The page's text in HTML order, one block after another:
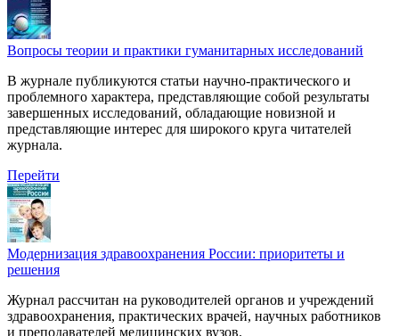
Вопросы теории и практики гуманитарных исследований
В журнале публикуются статьи научно-практического и
проблемного характера, представляющие собой результаты
завершенных исследований, обладающие новизной и
представляющие интерес для широкого круга читателей
журнала.
Перейти
Модернизация здравоохранения России: приоритеты и
решения
Журнал рассчитан на руководителей органов и учреждений
здравоохранения, практических врачей, научных работников
и преподавателей медицинских вузов.